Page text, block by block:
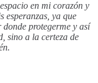
en mi corazón y
esperanzas, ya que
protegerme y así
sino a la certeza de